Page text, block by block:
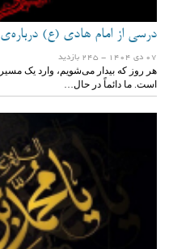
درسی از امام هادی (ع)
07 دی 1404 - 245 بازدید
هر روز که بیدار می‌شویم، وارد یک
است. ما دائماً در حال…